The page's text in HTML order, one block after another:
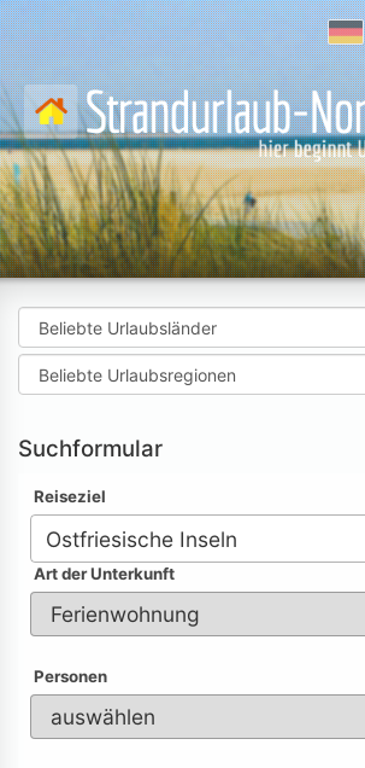
Suchformular
Reiseziel
Art der Unterkunft
Personen